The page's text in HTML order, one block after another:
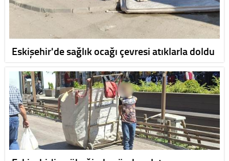
Eskişehir'de sağlık ocağı çevresi atıklarla doldu